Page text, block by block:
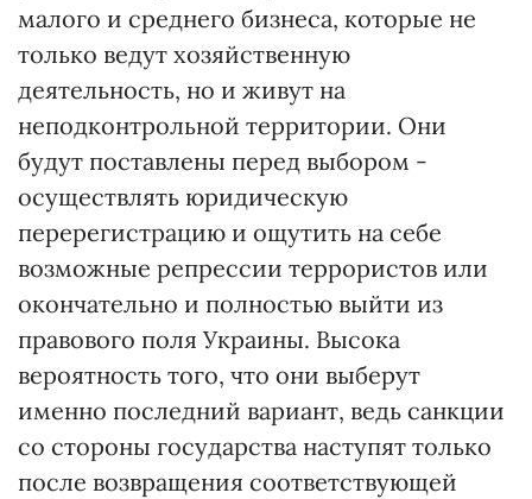
малого и среднего бизнеса, которые не
только ведут хозяйственную
деятельность, но и живут на
неподконтрольной территории. Они
будут поставлены перед выбором -
осуществлять юридическую
перерегистрацию и ощутить на себе
возможные репрессии террористов или
окончательно и полностью выйти из
правового поля Украины. Высока
вероятность того, что они выберут
именно последний вариант, ведь санкции
со стороны государства наступят только
после возвращения соответствующей